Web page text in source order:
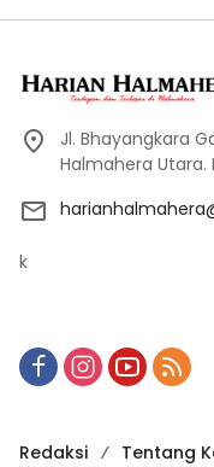
Jl. Bhayangkara
Halmahera Utara.
k
Redaksi Tentang